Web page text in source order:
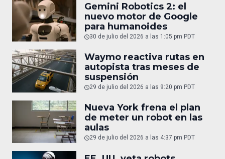
Gemini Robotics 2: el
nuevo motor de Google
para humanoides
30 de julio del 2026 a las 1:05 pm PDT
Waymo reactiva rutas en
autopista tras meses de
suspensión
29 de julio del 2026 a las 9:20 pm PDT
Nueva York frena el plan
de meter un robot en las
aulas
29 de julio del 2026 a las 4:37 pm PDT